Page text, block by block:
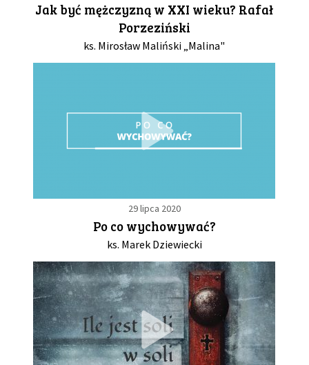
GALERIA
WESPRZYJ NAS
NEWSLETTER
DLA MEDIÓW
KONTAKT
Jak być mężczyzną w XXI wieku? Rafał
Porzeziński
ks. Mirosław Maliński „Malina"
29 lipca 2020
Po co wychowywać?
ks. Marek Dziewiecki